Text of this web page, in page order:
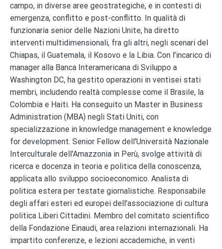
campo, in diverse aree geostrategiche, e in contesti di
emergenza, conflitto e post-conflitto. In qualità di
funzionaria senior delle Nazioni Unite, ha diretto
interventi multidimensionali, fra gli altri, negli scenari del
Chiapas, il Guatemala, il Kosovo e la Libia. Con l'incarico di
manager alla Banca Interamericana di Sviluppo a
Washington DC, ha gestito operazioni in ventisei stati
membri, includendo realtà complesse come il Brasile, la
Colombia e Haiti. Ha conseguito un Master in Business
Administration (MBA) negli Stati Uniti, con
specializzazione in knowledge management e knowledge
for development. Senior Fellow dell'Università Nazionale
Interculturale dell'Amazzonia in Perù, svolge attività di
ricerca e docenza in teoria e politica della conoscenza,
applicata allo sviluppo socioeconomico. Analista di
politica estera per testate giornalistiche. Responsabile
degli affari esteri ed europei dell'associazione di cultura
politica Liberi Cittadini. Membro del comitato scientifico
della Fondazione Einaudi, area relazioni internazionali. Ha
impartito conferenze, e lezioni accademiche, in venti